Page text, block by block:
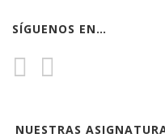
SÍGUENOS EN…
NUESTRAS